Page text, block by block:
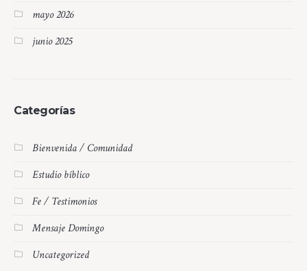
mayo 2026
junio 2025
Categorías
Bienvenida / Comunidad
Estudio bíblico
Fe / Testimonios
Mensaje Domingo
Uncategorized